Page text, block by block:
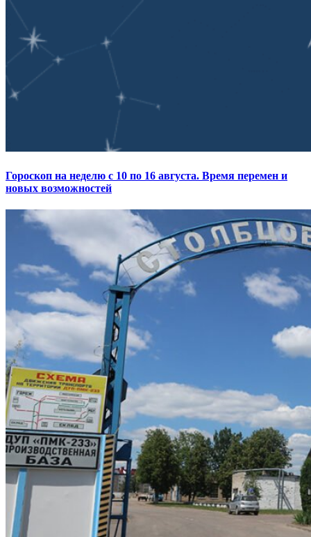
Гороскоп на неделю с 10 по 16 августа. Время перемен и
новых возможностей